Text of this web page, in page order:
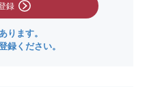
録
ります。
録ください。